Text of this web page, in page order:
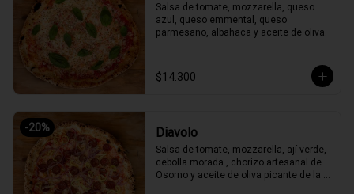
Salsa de tomate, mozzarella, queso
azul, queso emmental, queso
parmesano, albahaca y aceite de oliva.
$14.300
-20% Diavolo
Salsa de tomate, mozzarella, ají verde,
cebolla morada , chorizo artesanal de
Osorno y aceite de oliva picante de la